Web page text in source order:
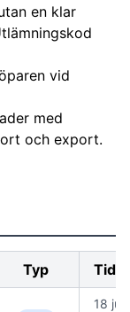
en klar
vid
med
och export.
Typ
18 juni